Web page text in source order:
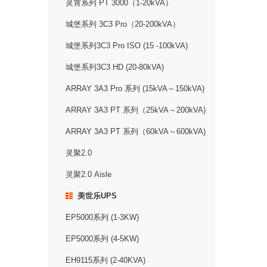
灵霄系列 PT 3000（1-20kVA）
城堡系列 3C3 Pro（20-200kVA）
城堡系列3C3 Pro ISO (15 -100kVA)
城堡系列3C3 HD (20-80kVA)
ARRAY 3A3 Pro 系列 (15kVA～150kVA)
ARRAY 3A3 PT 系列（25kVA～200kVA)
ARRAY 3A3 PT 系列（60kVA～600kVA)
灵聚2.0
灵聚2.0 Aisle
美世乐UPS
EP5000系列 (1-3KW)
EP5000系列 (4-5KW)
EH9115系列 (2-40KVA)